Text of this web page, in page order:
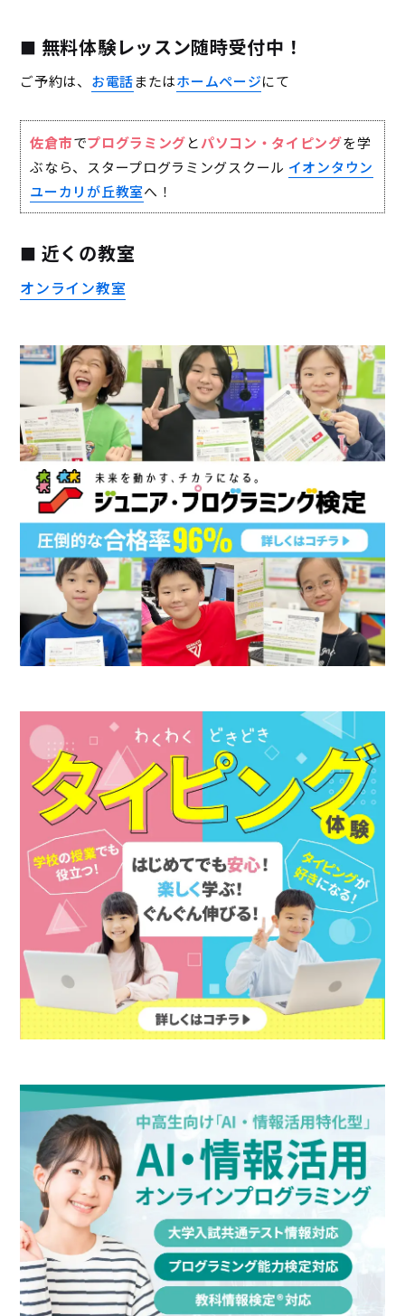
無料体験レッスン随時受付中！
ご予約は、 お電話またはホームページにて
佐倉市でプログラミングとパソコン・タイピングを学
ぶなら、スタープログラミングスクール イオンタウン
ユーカリが丘教室へ！
近くの教室
オンライン教室